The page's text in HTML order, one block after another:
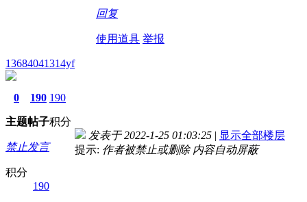
回复
使用道具 举报
13684041314yf
0
主题
190
帖子
190
积分
禁止发言
积分
190
发表于 2022-1-25 01:03:25 | 显示全部楼层
提示: 作者被禁止或删除 内容自动屏蔽